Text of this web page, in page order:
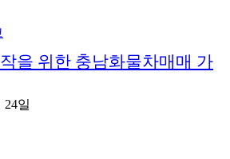
을 위한 충남화물차매매 가
24일